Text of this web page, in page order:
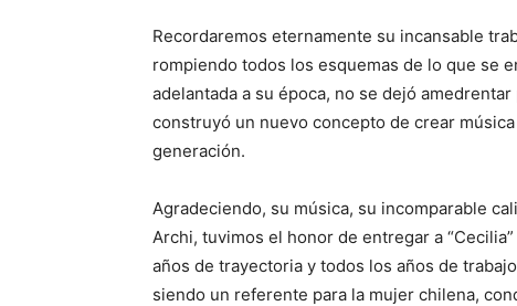
Recordaremos eternamente su incansable
rompiendo todos los esquemas de lo que se
adelantada a su época, no se dejó
construyó un nuevo concepto de crear
generación.
Agradeciendo, su música, su incomparable
Archi, tuvimos el honor de entregar a
años de trayectoria y todos los años de
siendo un referente para la mujer chilena,